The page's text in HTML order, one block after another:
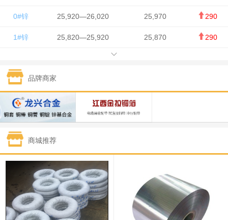
0#锌 25,920—26,020 25,970 290
1#锌 25,820—25,920 25,870 290
1#锡 434,000—436,000
1#镍 129,550—130,750
1#白银 15,100—15,110 15,105 -70
钯金
1#钴 321,000—341,000
89,000—95,000 92,000
2#锑 85,000—91,000 88,000 1,000
品牌商家
商城推荐